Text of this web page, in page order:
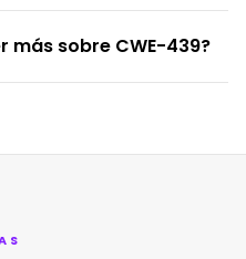
más sobre CWE-439?